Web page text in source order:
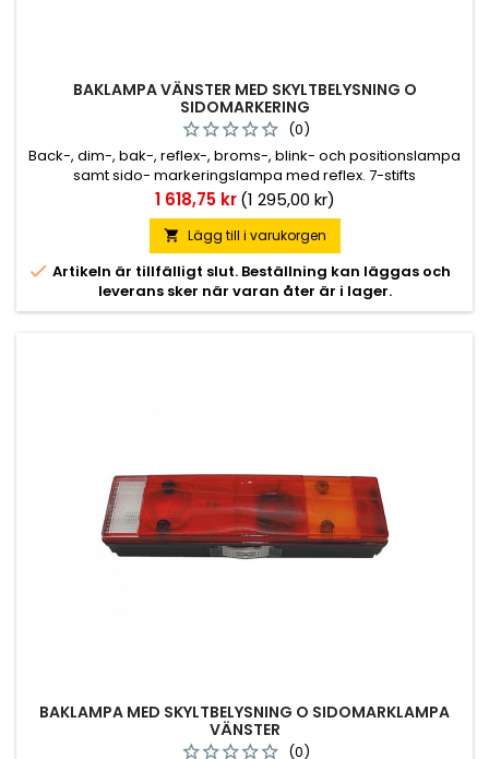
BAKLAMPA VÄNSTER MED SKYLTBELYSNING O
SIDOMARKERING
(0)
Back-, dim-, bak-, reflex-, broms-, blink- och positionslampa
samt sido- markeringslampa med reflex. 7-stifts
sidomarkerad DIN-kontakt som kabel- anslutning. Finns i
höger- och vänsterutförande samt vänsterutförande med
skyltbelysning. M8 fästbultar.
Pris
1 618,75 kr (1 295,00 kr)
 Lägg till i varukorgen
 Artikeln är tillfälligt slut. Beställning kan läggas och
leverans sker när varan åter är i lager.
BAKLAMPA MED SKYLTBELYSNING O SIDOMARKLAMPA
VÄNSTER
(0)